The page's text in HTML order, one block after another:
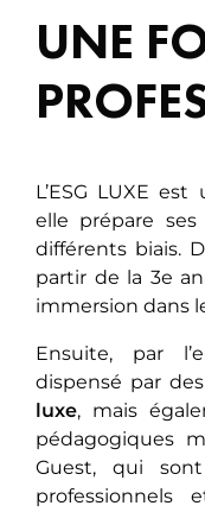
UNE
L’ESG LUXE
elle prépare
différents biais.
partir de la 3e
immersion dans
Ensuite, par
dispensé par des
luxe, mais
pédagogiques
Guest, qui
professionnels